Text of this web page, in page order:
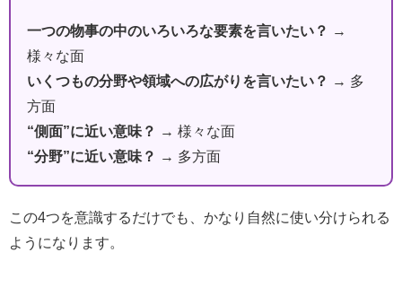
一つの物事の中のいろいろな要素を言いたい？
→
様々な面
いくつもの分野や領域への広がりを言いたい？
→ 多
方面
“側面”に近い意味？
→ 様々な面
“分野”に近い意味？
→ 多方面
この4つを意識するだけでも、かなり自然に使い分けられる
ようになります。